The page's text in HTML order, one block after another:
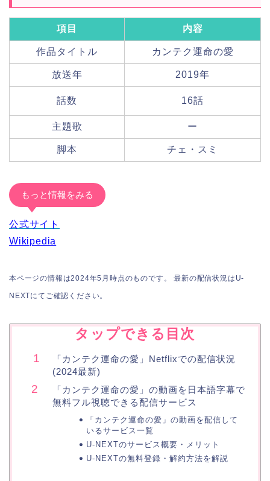
項目 内容
作品タイトル カンテク運命の愛
放送年 2019年
話数 16話
主題歌 ー
脚本 チェ・スミ
もっと情報をみる
公式サイト
Wikipedia
本ページの情報は2024年5月時点のものです。 最新の配信状況はU-
NEXTにてご確認ください。
タップできる目次
「カンテク運命の愛」Netflixでの配信状況
(2024最新)
「カンテク運命の愛」の動画を日本語字幕で
無料フル視聴できる配信サービス
「カンテク運命の愛」の動画を配信して
いるサービス一覧
U-NEXTのサービス概要・メリット
U-NEXTの無料登録・解約方法を解説